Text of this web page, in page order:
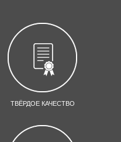
ТВЁРДОЕ КАЧЕСТВО